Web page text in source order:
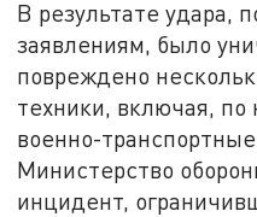
В результате удара,
заявлениям, было
повреждено
техники, включая,
военно-
Министерство
инцидент,